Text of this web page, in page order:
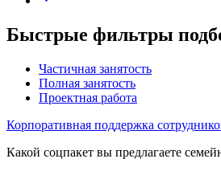
Быстрые фильтры
Частичная занятость
Полная занятость
Проектная работа
Корпоративная поддержка
Какой соцпакет вы предлагаете